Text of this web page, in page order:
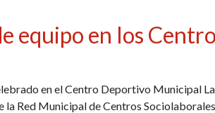
equipo en los
en el Centro Deportivo Municipal
Red Municipal de Centros Sociolaborales.